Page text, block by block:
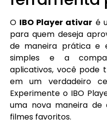
O IBO Player ativar é
para quem deseja
de maneira prática e
simples e a
aplicativos, você pode
em um verdadeiro
Experimente o IBO
uma nova maneira de
filmes favoritos.